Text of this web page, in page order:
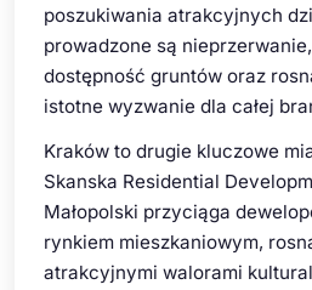
poszukiwania atrakcyjnych
prowadzone są
dostępność gruntów oraz
istotne wyzwanie dla całej
Kraków to drugie kluczowe
Skanska Residential
Małopolski przyciąga
rynkiem mieszkaniowym,
atrakcyjnymi walorami